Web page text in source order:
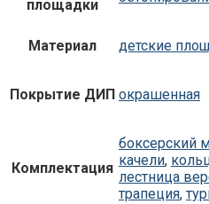
площадки
Материал детские
Покрытие ДИП окрашенная
Комплектация
боксерский
качели,
лестница
трапеция,